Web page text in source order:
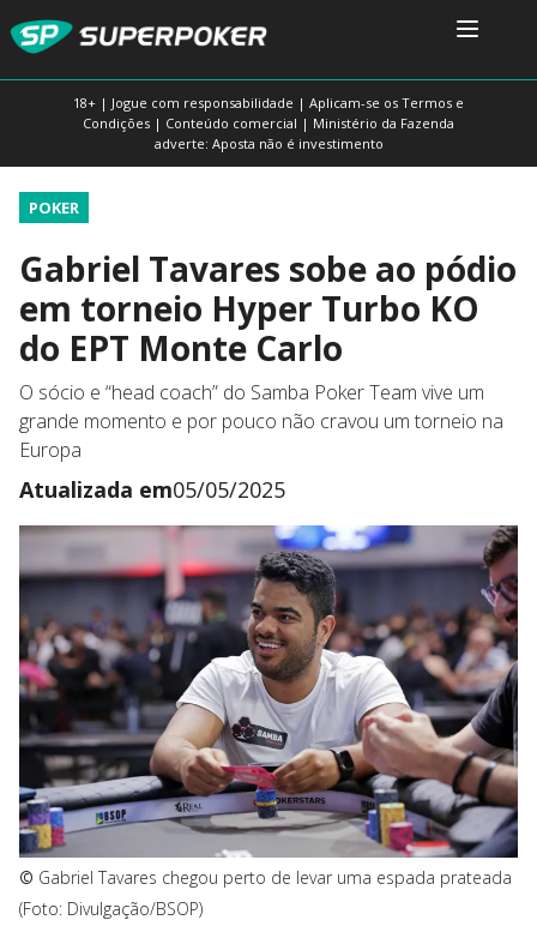
18+ | Jogue com responsabilidade | Aplicam-se os Termos e
Condições | Conteúdo comercial | Ministério da Fazenda
adverte: Aposta não é investimento
POKER
Gabriel Tavares sobe ao pódio
em torneio Hyper Turbo KO
do EPT Monte Carlo
O sócio e “head coach” do Samba Poker Team vive um
grande momento e por pouco não cravou um torneio na
Europa
Atualizada em05/05/2025
© Gabriel Tavares chegou perto de levar uma espada prateada
(Foto: Divulgação/BSOP)